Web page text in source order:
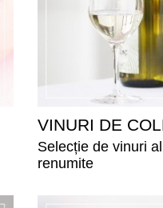
VINURI DE
Selecție de vinuri
renumite